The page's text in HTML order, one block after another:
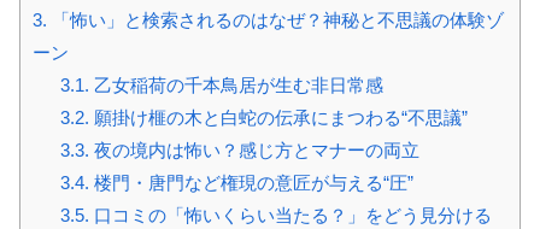
3. 「怖い」と検索されるのはなぜ？神秘と不思議の体験ゾ
ーン
3.1. 乙女稲荷の千本鳥居が生む非日常感
3.2. 願掛け榧の木と白蛇の伝承にまつわる“不思議”
3.3. 夜の境内は怖い？感じ方とマナーの両立
3.4. 楼門・唐門など権現の意匠が与える“圧”
3.5. 口コミの「怖いくらい当たる？」をどう見分ける